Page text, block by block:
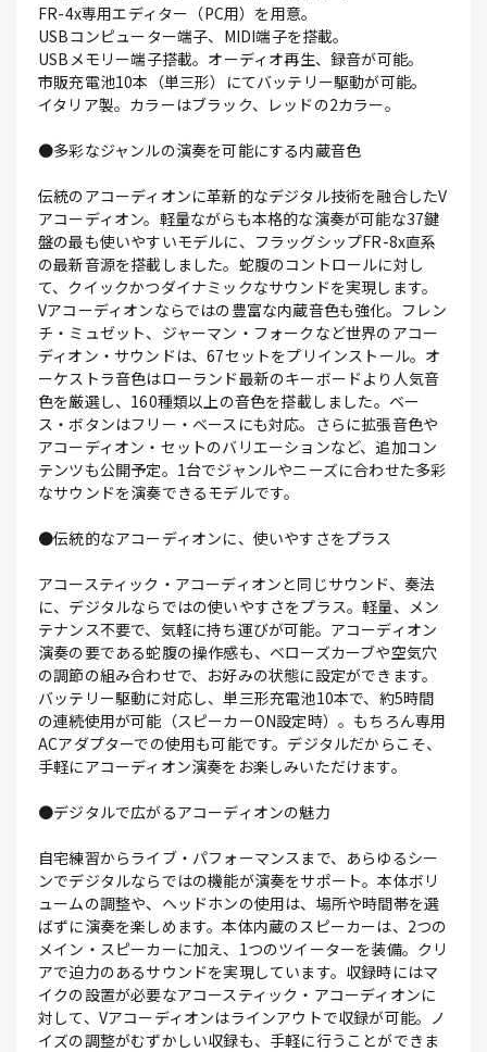
FR-4x専用エディター（PC用）を用意。
USBコンピューター端子、MIDI端子を搭載。
USBメモリー端子搭載。オーディオ再生、録音が可能。
市販充電池10本（単三形）にてバッテリー駆動が可能。
イタリア製。カラーはブラック、レッドの2カラー。
●多彩なジャンルの演奏を可能にする内蔵音色
伝統のアコーディオンに革新的なデジタル技術を融合したV
アコーディオン。軽量ながらも本格的な演奏が可能な37鍵
盤の最も使いやすいモデルに、フラッグシップFR-8x直系
の最新音源を搭載しました。蛇腹のコントロールに対し
て、クイックかつダイナミックなサウンドを実現します。
Vアコーディオンならではの豊富な内蔵音色も強化。フレン
チ・ミュゼット、ジャーマン・フォークなど世界のアコー
ディオン・サウンドは、67セットをプリインストール。オ
ーケストラ音色はローランド最新のキーボードより人気音
色を厳選し、160種類以上の音色を搭載しました。ベー
ス・ボタンはフリー・ベースにも対応。さらに拡張音色や
アコーディオン・セットのバリエーションなど、追加コン
テンツも公開予定。1台でジャンルやニーズに合わせた多彩
なサウンドを演奏できるモデルです。
●伝統的なアコーディオンに、使いやすさをプラス
アコースティック・アコーディオンと同じサウンド、奏法
に、デジタルならではの使いやすさをプラス。軽量、メン
テナンス不要で、気軽に持ち運びが可能。アコーディオン
演奏の要である蛇腹の操作感も、ベローズカーブや空気穴
の調節の組み合わせで、お好みの状態に設定ができます。
バッテリー駆動に対応し、単三形充電池10本で、約5時間
の連続使用が可能（スピーカーON設定時）。もちろん専用
ACアダプターでの使用も可能です。デジタルだからこそ、
手軽にアコーディオン演奏をお楽しみいただけます。
●デジタルで広がるアコーディオンの魅力
自宅練習からライブ・パフォーマンスまで、あらゆるシー
ンでデジタルならではの機能が演奏をサポート。本体ボリ
ュームの調整や、ヘッドホンの使用は、場所や時間帯を選
ばずに演奏を楽しめます。本体内蔵のスピーカーは、2つの
メイン・スピーカーに加え、1つのツイーターを装備。クリ
アで迫力のあるサウンドを実現しています。収録時にはマ
イクの設置が必要なアコースティック・アコーディオンに
対して、Vアコーディオンはラインアウトで収録が可能。ノ
イズの調整がむずかしい収録も、手軽に行うことができま